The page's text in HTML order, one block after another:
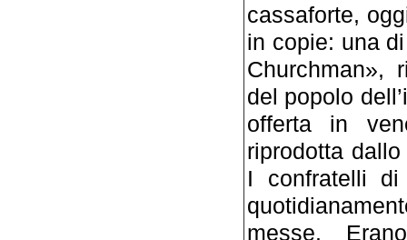
cassaforte,
in copie: una
Churchman»,
del popolo
offerta in
riprodotta
I confratelli di
messe.